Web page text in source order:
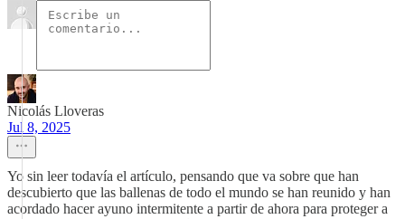
Nicolás Lloveras
Jul 8, 2025
Yo sin leer todavía el artículo, pensando que va sobre que han
descubierto que las ballenas de todo el mundo se han reunido y han
acordado hacer ayuno intermitente a partir de ahora para proteger a